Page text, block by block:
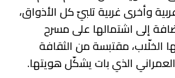
وأخرى غربية تلبيّ كل الأذواق،
إلى اشتمالها على مسرح
الخلّاب، مقتبسة من الثقافة
العمراني الذي بات يشكّل هويتها.